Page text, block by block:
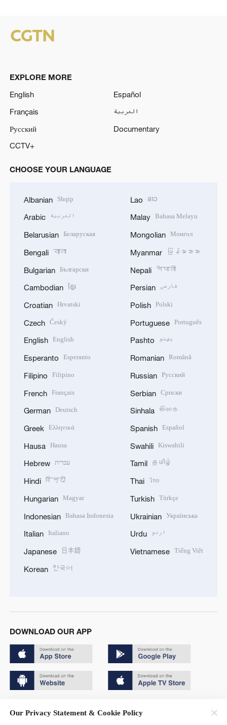
EXPLORE MORE
English
Español
Français
العربية
Русский
Documentary
CCTV+
CHOOSE YOUR LANGUAGE
Albanian Shqip
Arabic العربية
Belarusian Беларуская
Bengali বাংলা
Bulgarian Български
Cambodian ខ្មែរ
Croatian Hrvatski
Czech Český
English English
Esperanto Esperanto
Filipino Filipino
French Français
German Deutsch
Greek Ελληνικά
Hausa Hausa
Hebrew עברית
Hindi हिन्दी
Hungarian Magyar
Indonesian Bahasa Indonesia
Italian Italiano
Japanese 日本語
Korean 한국어
Lao ລາວ
Malay Bahasa Melayu
Mongolian Монгол
Myanmar မြန်မာဘာသာ
Nepali नेपाली
Persian فارسی
Polish Polski
Portuguese Português
Pashto پښتو
Romanian Română
Russian Русский
Serbian Српски
Sinhala සිංහල
Spanish Español
Swahili Kiswahili
Tamil தமிழ்
Thai ไทย
Turkish Türkçe
Ukrainian Українська
Urdu اردو
Vietnamese Tiếng Việt
DOWNLOAD OUR APP
Our Privacy Statement & Cookie Policy